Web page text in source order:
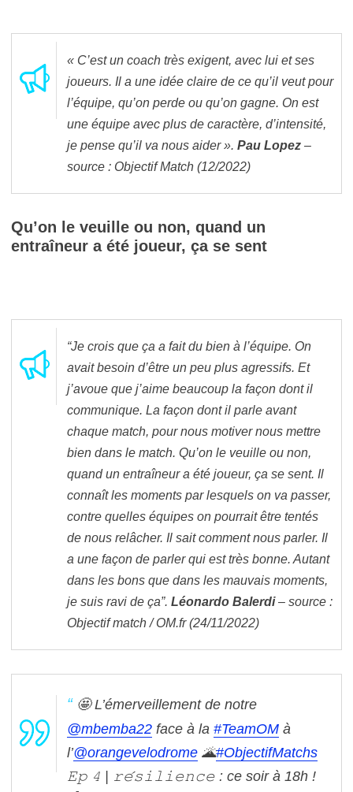
« C’est un coach très exigent, avec lui et ses
joueurs. Il a une idée claire de ce qu’il veut pour
l’équipe, qu’on perde ou qu’on gagne. On est
une équipe avec plus de caractère, d’intensité,
je pense qu’il va nous aider ». Pau Lopez –
source : Objectif Match (12/2022)
Qu’on le veuille ou non, quand un
entraîneur a été joueur, ça se sent
“Je crois que ça a fait du bien à l’équipe. On
avait besoin d’être un peu plus agressifs. Et
j’avoue que j’aime beaucoup la façon dont il
communique. La façon dont il parle avant
chaque match, pour nous motiver nous mettre
bien dans le match. Qu’on le veuille ou non,
quand un entraîneur a été joueur, ça se sent. Il
connaît les moments par lesquels on va passer,
contre quelles équipes on pourrait être tentés
de nous relâcher. Il sait comment nous parler. Il
a une façon de parler qui est très bonne. Autant
dans les bons que dans les mauvais moments,
je suis ravi de ça”. Léonardo Balerdi– source :
Objectif match / OM.fr (24/11/2022)
🤩 L’émerveillement de notre
@mbemba22 face à la #TeamOM à
l’@orangevelodrome 🌋#ObjectifMatchs
𝙴𝚙 𝟺 | 𝚛𝚎́𝚜𝚒𝚕𝚒𝚎𝚗𝚌𝚎 : ce soir à 18h !